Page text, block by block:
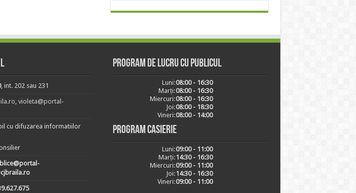
, int. 202 sau 231
,violeta@portal-
cu difuzarea informatiilor
Program de lucru cu publicul
Luni:08:00 - 16:30
Marți:08:00 - 16:30
Miercuri:08:00 - 16:30
Joi:08:00 - 18:30
Vineri:08:00 - 14:00
Program casierie
Luni:09:00 - 11:00
Marți:14:30 - 16:30
Miercuri:09:00 - 11:00
Joi:14:30 - 16:30
Vineri:09:00 - 11:00